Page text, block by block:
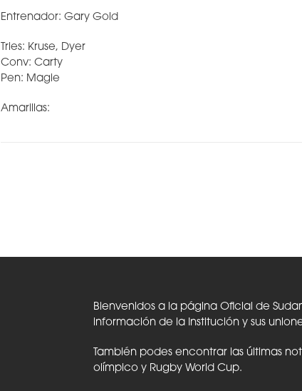
Entrenador: Gary Gold
Tries: Kruse, Dyer
Conv: Carty
Pen: Magie
Amarillas:
Bienvenidos a la página Oficial de
información de la Institución y sus
También podes encontrar las últimas
olímpico y Rugby World Cup.